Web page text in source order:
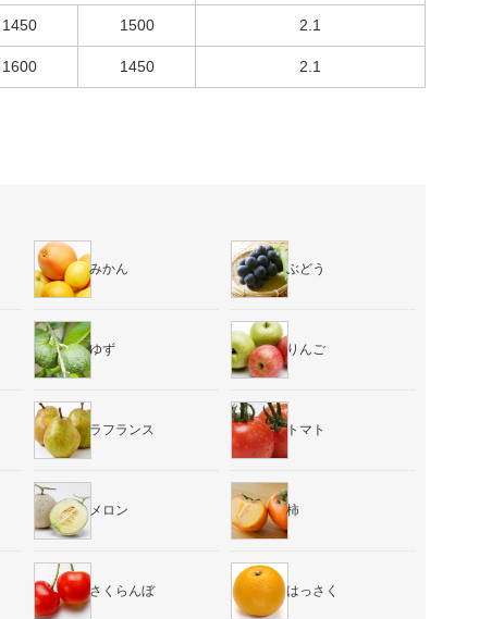
1450 1500 2.1
1600 1450
2.1
みかん ぶどう
ゆず りんご
ラフランス トマト
メロン 柿
さくらんぼ はっさく